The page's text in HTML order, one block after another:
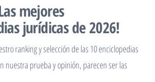
mejores
jurídicas de 2026!
ranking y selección de las 10 enciclopedias
nuestra prueba y opinión, parecen ser las